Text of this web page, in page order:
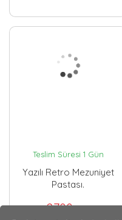
Teslim Süresi 1 Gün
Yazılı Retro Mezuniyet
Pastası.
2700 ,00 TL